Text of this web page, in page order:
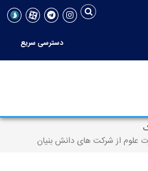
دسترسی سریع
علوم از شرکت های دانش بنیان